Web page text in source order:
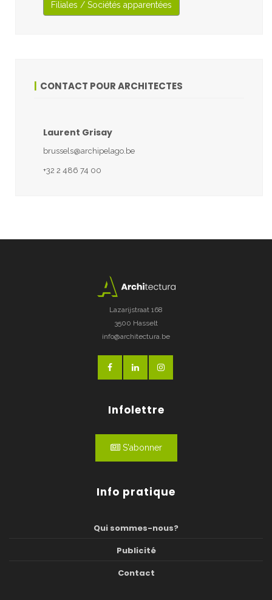
Filiales / Sociétés apparentées
CONTACT POUR ARCHITECTES
Laurent Grisay
brussels@archipelago.be
+32 2 486 74 00
Lazarijstraat 168
3500 Hasselt
info@architectura.be
Infolettre
S'abonner
Info pratique
Qui sommes-nous?
Publicité
Contact